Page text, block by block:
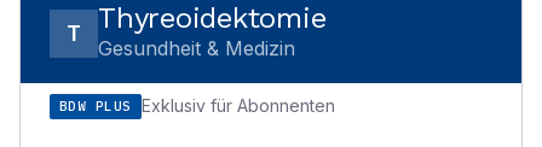
T Thyreoidektomie
Gesundheit & Medizin
BDW PLUS Exklusiv für Abonnenten